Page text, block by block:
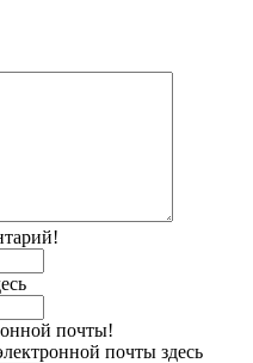
почты!
почты здесь